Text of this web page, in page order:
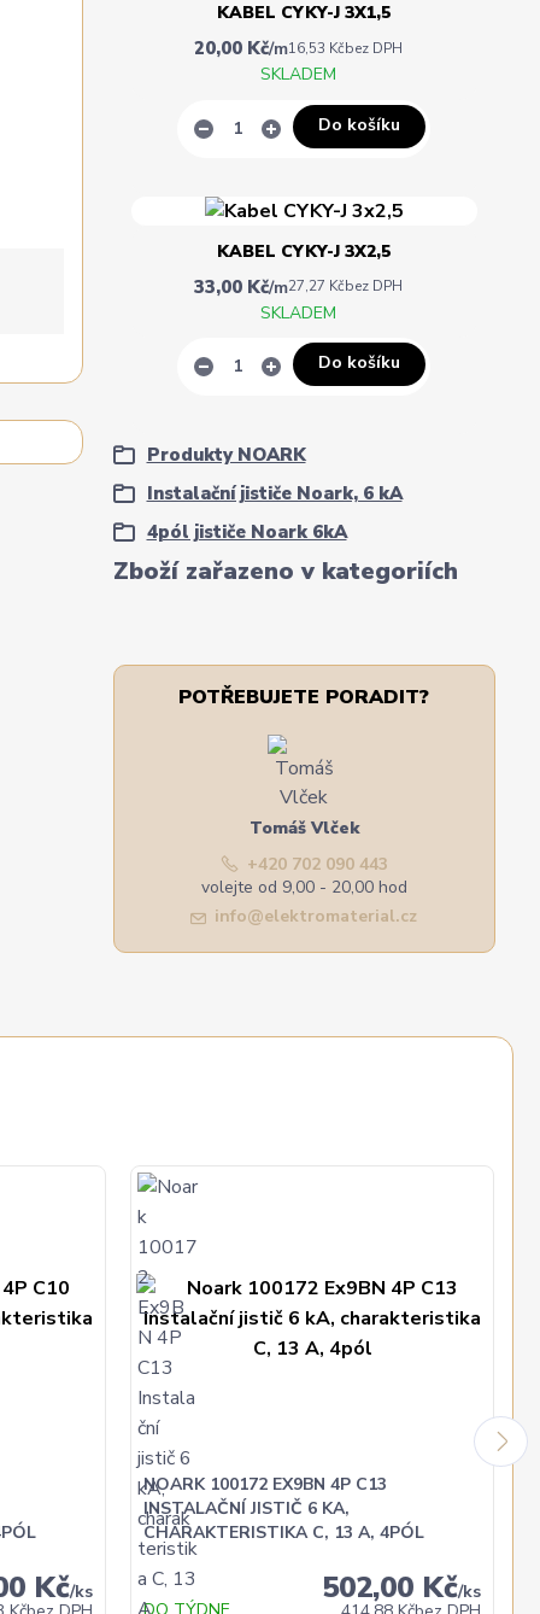
Zboží zařazeno v kategoriích
Produkty NOARK
Instalační jističe Noark, 6 kA
4pól jističe Noark 6kA
KABEL CYKY-J 3X1,5
20,00 Kč/m16,53 Kčbez DPH
SKLADEM
Do košíku
KABEL CYKY-J 3X2,5
33,00 Kč/m27,27 Kčbez DPH
SKLADEM
Do košíku
POTŘEBUJETE PORADIT?
Tomáš Vlček
+420 702 090 443
volejte od 9,00 - 20,00 hod
info@elektromaterial.cz
Kč/ks
NOARK 100172 EX9BN 4P C13
INSTALAČNÍ JISTIČ 6 KA,
CHARAKTERISTIKA C, 13 A, 4PÓL
502,00 Kč/ks